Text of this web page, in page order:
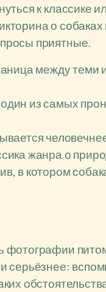
к классике
о
приятные.
между теми
из самых
жанра о
в котором
фотографии
серьёзнее: